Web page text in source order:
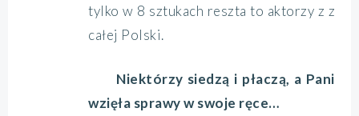
tylko w 8 sztukach reszta to aktorzy z z
całej Polski.
Niektórzy siedzą i płaczą, a Pani
wzięła sprawy w swoje ręce…